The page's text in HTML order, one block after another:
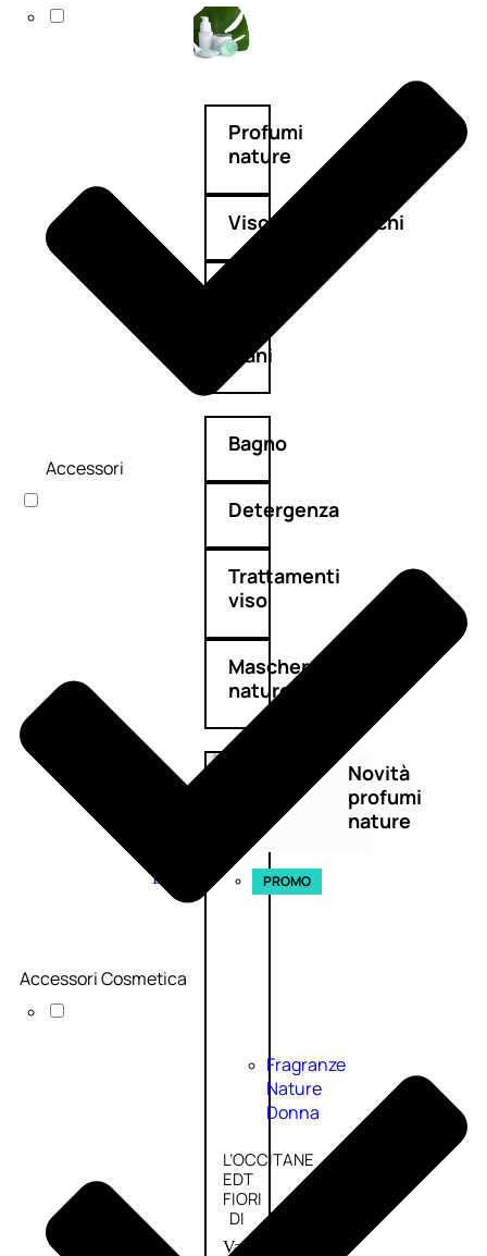
Profumi
nature
Viso/Labbra/Occhi
Mani
Bagno
Detergenza
Trattamenti
viso
Maschere
nature
Novità
profumi
nature
Esaurito PROMO
Fragranze
Nature
Donna
L’OCCITANE
EDT
FIORI
DI
Valutato
Accessori
Accessori Cosmetica